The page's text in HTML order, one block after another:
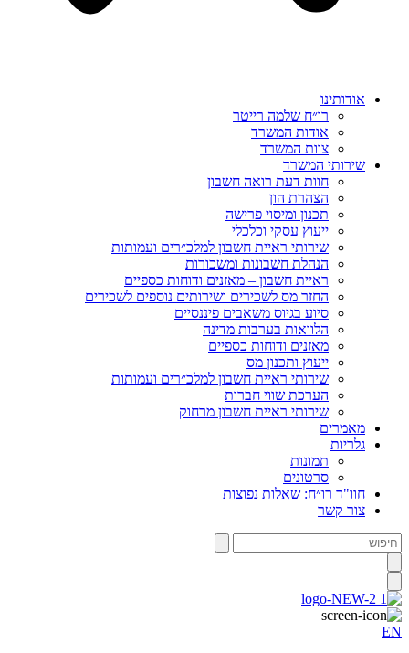
אודותינו
רו״ח שלמה רייטר
אודות המשרד
צוות המשרד
שירותי המשרד
חוות דעת רואה חשבון
הצהרת הון
תכנון ומיסוי פרישה
ייעוץ עסקי וכלכלי
שירותי ראיית חשבון למלכ״רים ועמותות
הנהלת חשבונות ומשכורות
ראיית חשבון – מאזנים ודוחות כספיים
החזר מס לשכירים ושירותים נוספים לשכירים
סיוע בגיוס משאבים פיננסיים
הלוואות בערבות מדינה
מאזנים ודוחות כספיים
ייעוץ ותכנון מס
שירותי ראיית חשבון למלכ״רים ועמותות
הערכת שווי חברות
שירותי ראיית חשבון מרחוק
מאמרים
גלריות
תמונות
סרטונים
חוו"ד רו״ח: שאלות נפוצות
צור קשר
חיפוש
EN